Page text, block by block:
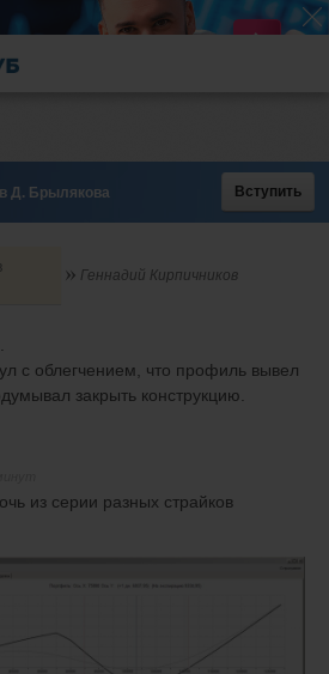
Д. Брылякова Вступить
Геннадий Кирпичников
с облегчением, что профиль вывел
закрыть конструкцию.
из серии разных страйков